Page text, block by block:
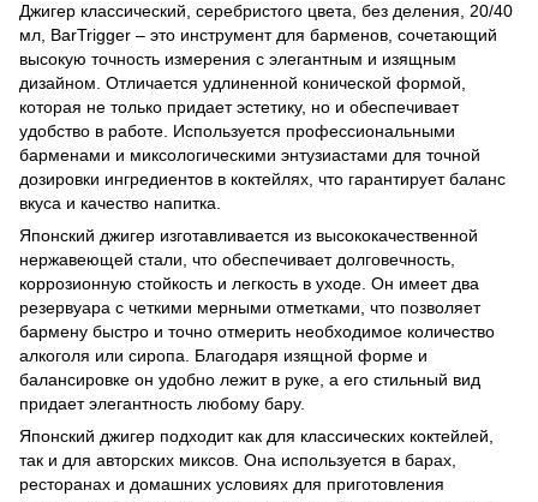
Джигер классический, серебристого цвета, без деления, 20/40
мл, BarTrigger – это инструмент для барменов, сочетающий
высокую точность измерения с элегантным и изящным
дизайном. Отличается удлиненной конической формой,
которая не только придает эстетику, но и обеспечивает
удобство в работе. Используется профессиональными
барменами и миксологическими энтузиастами для точной
дозировки ингредиентов в коктейлях, что гарантирует баланс
вкуса и качество напитка.
Японский джигер изготавливается из высококачественной
нержавеющей стали, что обеспечивает долговечность,
коррозионную стойкость и легкость в уходе. Он имеет два
резервуара с четкими мерными отметками, что позволяет
бармену быстро и точно отмерить необходимое количество
алкоголя или сиропа. Благодаря изящной форме и
балансировке он удобно лежит в руке, а его стильный вид
придает элегантность любому бару.
Японский джигер подходит как для классических коктейлей,
так и для авторских миксов. Она используется в барах,
ресторанах и домашних условиях для приготовления